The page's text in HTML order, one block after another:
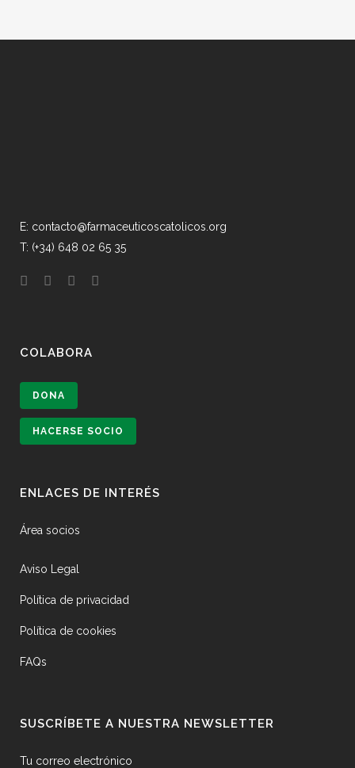
E: contacto@farmaceuticoscatolicos.org
T: (+34) 648 02 65 35
COLABORA
DONA
HACERSE SOCIO
ENLACES DE INTERÉS
Área socios
Aviso Legal
Política de privacidad
Política de cookies
FAQs
SUSCRÍBETE A NUESTRA NEWSLETTER
Tu correo electrónico